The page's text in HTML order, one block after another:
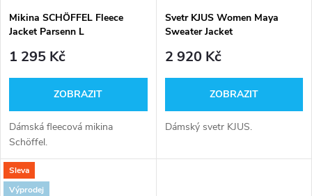
Mikina SCHÖFFEL Fleece
Jacket Parsenn L
1 295 Kč
ZOBRAZIT
Dámská fleecová mikina
Schöffel.
Svetr KJUS Women Maya
Sweater Jacket
2 920 Kč
ZOBRAZIT
Dámský svetr KJUS.
Sleva
Výprodej